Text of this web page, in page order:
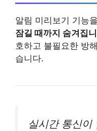
알림 미리보기 기능
잠길 때까지 숨겨집
호하고 불필요한 방
습니다.
실시간 통신이